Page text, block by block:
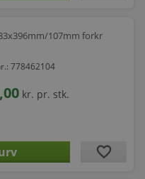
107mm forkr
778462104
kr. pr. stk.
favorite